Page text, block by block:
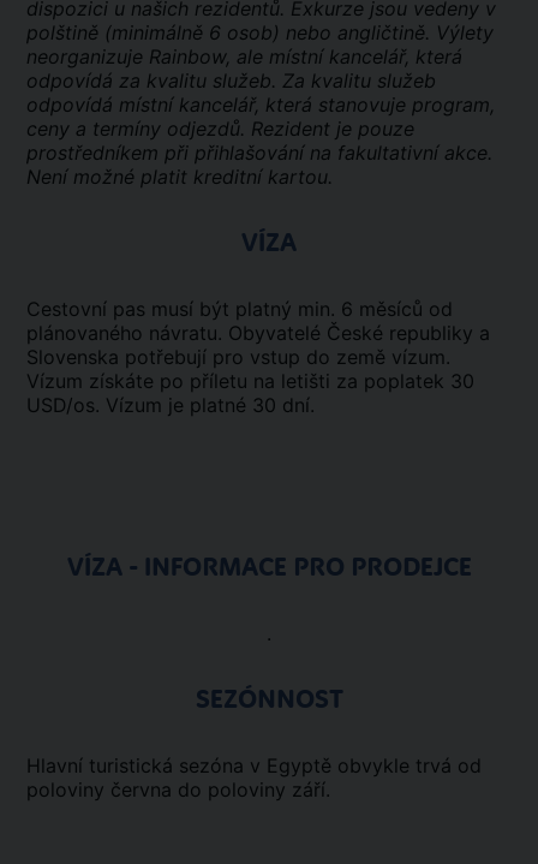
dispozici u našich rezidentů. Exkurze jsou vedeny v
polštině (minimálně 6 osob) nebo angličtině. Výlety
neorganizuje Rainbow, ale místní kancelář, která
odpovídá za kvalitu služeb. Za kvalitu služeb
odpovídá místní kancelář, která stanovuje program,
ceny a termíny odjezdů. Rezident je pouze
prostředníkem při přihlašování na fakultativní akce.
Není možné platit kreditní kartou.
VÍZA
Cestovní pas musí být platný min. 6 měsíců od
plánovaného návratu. Obyvatelé České republiky a
Slovenska potřebují pro vstup do země vízum.
Vízum získáte po příletu na letišti za poplatek 30
USD/os. Vízum je platné 30 dní.
VÍZA - INFORMACE PRO PRODEJCE
.
SEZÓNNOST
Hlavní turistická sezóna v Egyptě obvykle trvá od
poloviny června do poloviny září.